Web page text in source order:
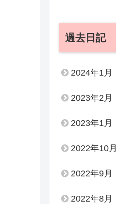
過去日記
2024年1月
2023年2月
2023年1月
2022年10月
2022年9月
2022年8月